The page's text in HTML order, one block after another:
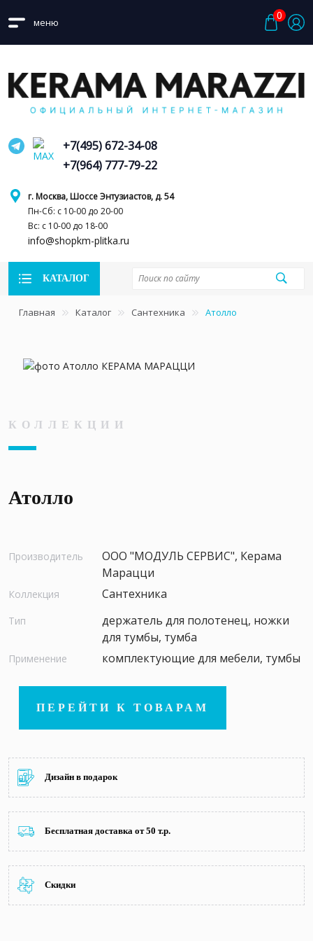
меню
0
г. Москва, Шоссе Энтузиастов, д. 54
Пн-Сб: с 10-00 до 20-00
Вс: с 10-00 до 18-00
info@shopkm-plitka.ru
+7(495) 672-34-08
+7(964) 777-79-22
КАТАЛОГ
Главная Каталог Сантехника Атолло
КОЛЛЕКЦИИ
Атолло
Производитель
ООО "МОДУЛЬ СЕРВИС", Керама
Марацци
Коллекция Сантехника
Тип
держатель для полотенец, ножки
для тумбы, тумба
Применение комплектующие для мебели, тумбы
ПЕРЕЙТИ К ТОВАРАМ
Дизайн в подарок
Бесплатная доставка от 50 т.р.
Скидки